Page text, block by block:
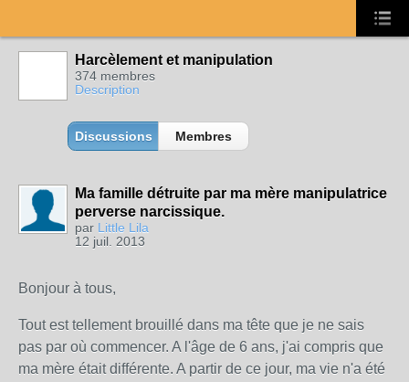
Harcèlement et manipulation
374 membres
Description
Discussions Membres
Ma famille détruite par ma mère manipulatrice
perverse narcissique.
par Little Lila
12 juil. 2013
Bonjour à tous,
Tout est tellement brouillé dans ma tête que je ne sais
pas par où commencer. A l'âge de 6 ans, j'ai compris que
ma mère était différente. A partir de ce jour, ma vie n'a été